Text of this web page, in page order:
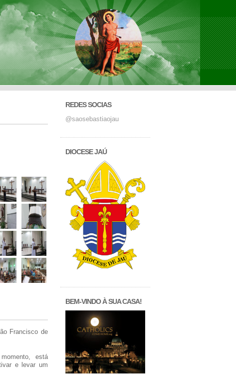
Francisco de
está
e levar um
REDES SOCIAS
@saosebastiaojau
DIOCESE JAÚ
BEM-VINDO À SUA CASA!